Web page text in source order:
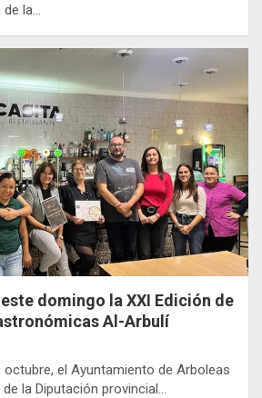
de la…
domingo la XXI Edición de
Al-Arbulí
el Ayuntamiento de Arboleas
la Diputación provincial…